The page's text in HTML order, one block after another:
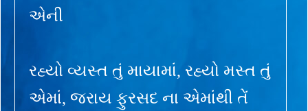
એની
રહ્યો વ્યસ્ત તું માયામાં, રહ્યો મસ્ત તું
એમાં, જરાય ફુરસદ ના એમાંથી તેં